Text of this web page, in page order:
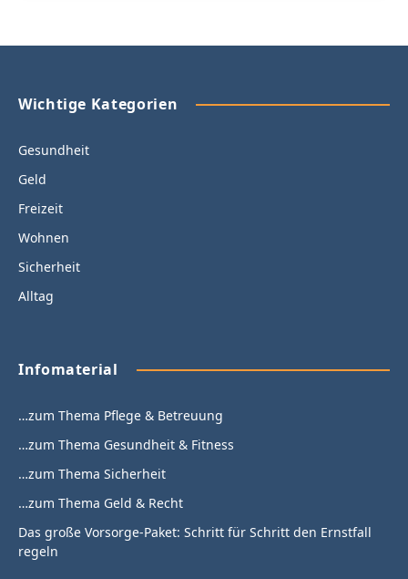
Wichtige Kategorien
Gesundheit
Geld
Freizeit
Wohnen
Sicherheit
Alltag
Infomaterial
…zum Thema Pflege & Betreuung
…zum Thema Gesundheit & Fitness
…zum Thema Sicherheit
…zum Thema Geld & Recht
Das große Vorsorge-Paket: Schritt für Schritt den Ernstfall
regeln